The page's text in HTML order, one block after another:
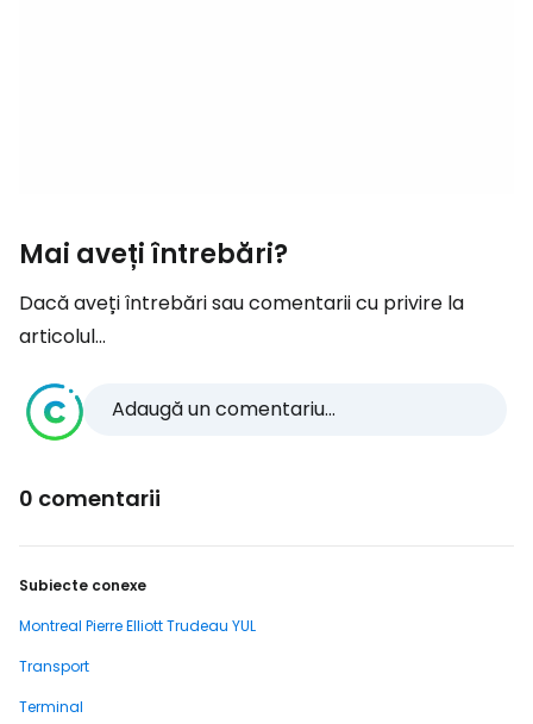
Mai aveți întrebări?
Dacă aveți întrebări sau comentarii cu privire la
articolul...
Adaugă un comentariu...
0 comentarii
Subiecte conexe
Montreal Pierre Elliott Trudeau YUL
Transport
Terminal